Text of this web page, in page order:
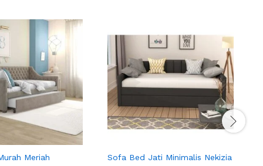
Meriah
Sofa Bed Jati Minimalis Nekizia